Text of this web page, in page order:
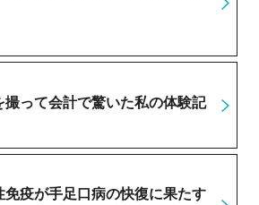
撮って会計で驚いた私の体験記
免疫が手足口病の快復に果たす